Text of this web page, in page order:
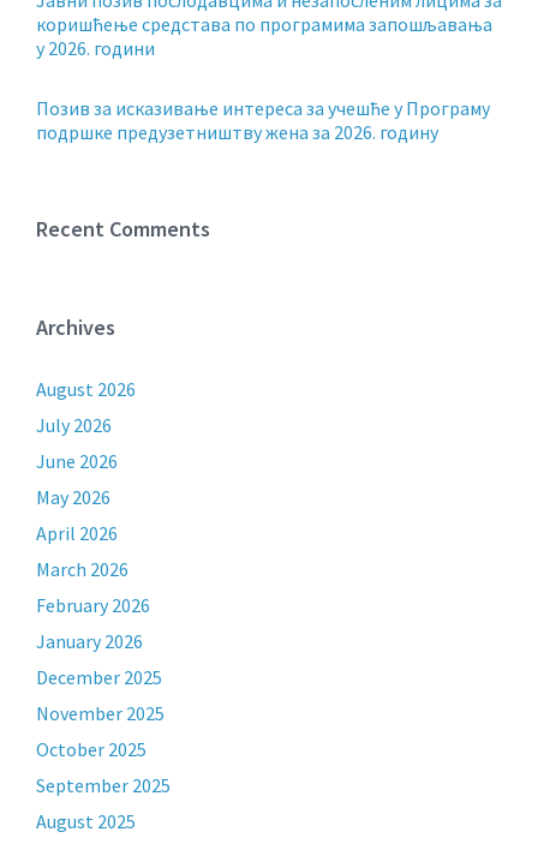
коришћење средстава по програмима запошљавања
у 2026. години
Позив за исказивање интереса за учешће у Програму
подршке предузетништву жена за 2026. годину
Recent Comments
Archives
August 2026
July 2026
June 2026
May 2026
April 2026
March 2026
February 2026
January 2026
December 2025
November 2025
October 2025
September 2025
August 2025